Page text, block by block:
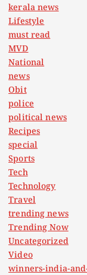
kerala news
Lifestyle
must read
MVD
National
news
Obit
police
political news
Recipes
special
Sports
Tech
Technology
Travel
trending news
Trending Now
Uncategorized
Video
winners-india-